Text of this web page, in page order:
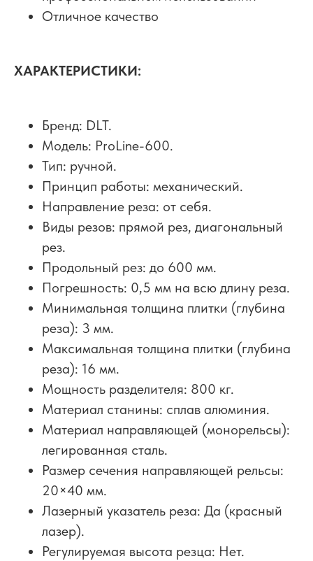
Отличное качество
ХАРАКТЕРИСТИКИ:
Бренд: DLT.
Модель: ProLine-600.
Тип: ручной.
Принцип работы: механический.
Направление реза: от себя.
Виды резов: прямой рез, диагональный
рез.
Продольный рез: до 600 мм.
Погрешность: 0,5 мм на всю длину реза.
Минимальная толщина плитки (глубина
реза): 3 мм.
Максимальная толщина плитки (глубина
реза): 16 мм.
Мощность разделителя: 800 кг.
Материал станины: сплав алюминия.
Материал направляющей (монорельсы):
легированная сталь.
Размер сечения направляющей рельсы:
20×40 мм.
Лазерный указатель реза: Да (красный
лазер).
Регулируемая высота резца: Нет.